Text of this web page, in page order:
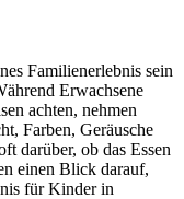
Familienerlebnis sein
Erwachsene
achten, nehmen
Farben, Geräusche
darüber, ob das Essen
einen Blick darauf,
für Kinder in